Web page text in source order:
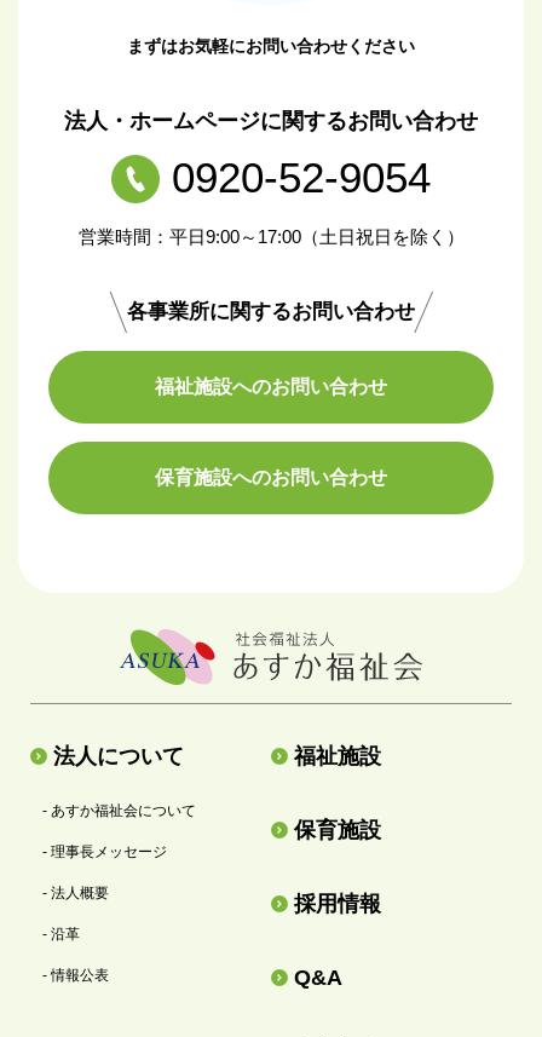
まずはお気軽にお問い合わせください
法人・ホームページに関するお問い合わせ
0920-52-9054
営業時間：平日9:00～17:00（土日祝日を除く）
各事業所に関するお問い合わせ
福祉施設へのお問い合わせ
保育施設へのお問い合わせ
法人について
- あすか福祉会について
- 理事長メッセージ
- 法人概要
- 沿革
- 情報公表
福祉施設
保育施設
採用情報
Q&A